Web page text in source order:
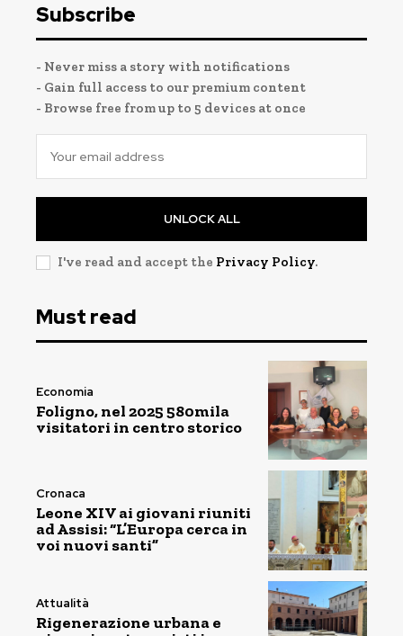
Subscribe
- Never miss a story with notifications
- Gain full access to our premium content
- Browse free from up to 5 devices at once
UNLOCK ALL
I've read and accept the Privacy Policy.
Must read
Economia
Foligno, nel 2025 580mila
visitatori in centro storico
Cronaca
Leone XIV ai giovani riuniti
ad Assisi: “L’Europa cerca in
voi nuovi santi”
Attualità
Rigenerazione urbana e